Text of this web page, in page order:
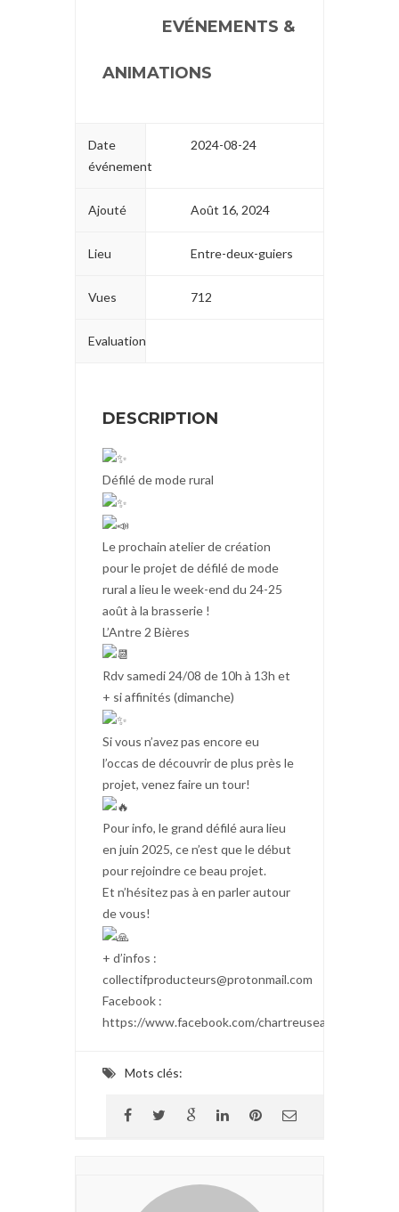
EVÉNEMENTS &
ANIMATIONS
Date
événement
2024-08-24
Ajouté Août 16, 2024
Lieu Entre-deux-guiers
Vues 712
Evaluation
DESCRIPTION
Défilé de mode rural
Le prochain atelier de création
pour le projet de défilé de mode
rural a lieu le week-end du 24-25
août à la brasserie
L’Antre 2 Bières
!
Rdv samedi 24/08 de 10h à 13h et
+ si affinités (dimanche)
Si vous n’avez pas encore eu
l’occas de découvrir de plus près le
projet, venez faire un tour!
Pour info, le grand défilé aura lieu
en juin 2025, ce n’est que le début
pour rejoindre ce beau projet.
Et n’hésitez pas à en parler autour
de vous!
+ d’infos :
collectifproducteurs@protonmail.com
Facebook :
https://www.facebook.com/
Mots clés: